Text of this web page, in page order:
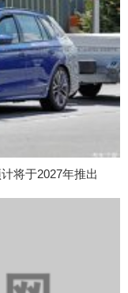
将于2027年推出